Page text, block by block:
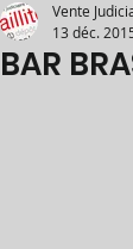
BAR
Vente
13 déc.